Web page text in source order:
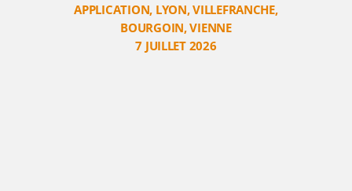
APPLICATION, LYON,VILLEFRANCHE,
BOURGOIN,VIENNE
7 JUILLET 2026